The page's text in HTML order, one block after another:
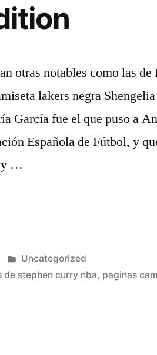
otras notables como las de
lakers negra
García fue el que puso a
Española de Fútbol, y
y …
Publicado
en
Uncategorized
de stephen curry nba, paginas